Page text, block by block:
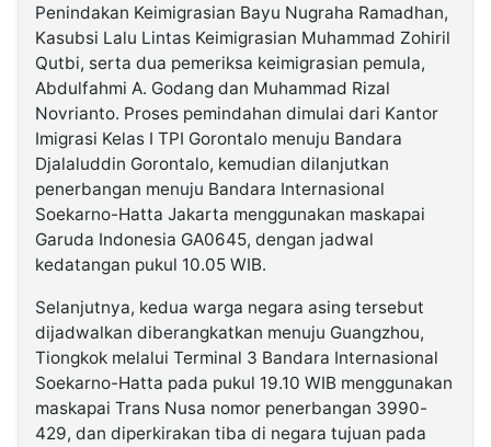
Penindakan Keimigrasian Bayu Nugraha Ramadhan,
Kasubsi Lalu Lintas Keimigrasian Muhammad Zohiril
Qutbi, serta dua pemeriksa keimigrasian pemula,
Abdulfahmi A. Godang dan Muhammad Rizal
Novrianto. Proses pemindahan dimulai dari Kantor
Imigrasi Kelas I TPI Gorontalo menuju Bandara
Djalaluddin Gorontalo, kemudian dilanjutkan
penerbangan menuju Bandara Internasional
Soekarno-Hatta Jakarta menggunakan maskapai
Garuda Indonesia GA0645, dengan jadwal
kedatangan pukul 10.05 WIB.
Selanjutnya, kedua warga negara asing tersebut
dijadwalkan diberangkatkan menuju Guangzhou,
Tiongkok melalui Terminal 3 Bandara Internasional
Soekarno-Hatta pada pukul 19.10 WIB menggunakan
maskapai Trans Nusa nomor penerbangan 3990-
429, dan diperkirakan tiba di negara tujuan pada